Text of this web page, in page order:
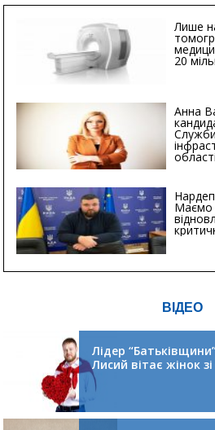
Лише
20
Анна
Маємо
ВІДЕО
Лідер
Лисий вітає жінок